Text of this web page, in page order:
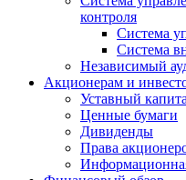
контроля
Система
Система
Независимый
Акционерам и
Уставный
Ценные бумаги
Дивиденды
Права